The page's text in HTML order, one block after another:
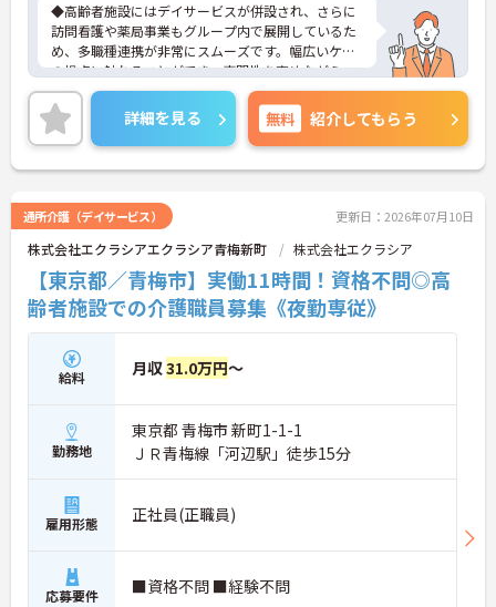
◆高齢者施設にはデイサービスが併設され、さらに
訪問看護や薬局事業もグループ内で展開しているた
め、多職種連携が非常にスムーズです。幅広いケア
の視点に触れることができ、専門性を高めながらス
キルアップできる土壌があります。
◆半年に1回の人事評価・面談で昇給や昇進のチャ
ンスがしっかり用意されています。また、マネジメ
ント職への挑戦も歓迎♪入社後に経験を積みなが
ら、施設長、ブロック長、本部職員など、自分の適
管理職比率も30％を目指して推進中◎男女ともに長
く活躍できる環境です。
◆施設ごとの課題を話し合う「スタッフミーティン
グ」や、利用者様へのケアを考える「ケースカンフ
ァレンス」を実施しています。新人・ベテランに関
係なく意見交換を行い、みんなで解決策を考えるフ
ラットな関係性です。また、虐待防止研修などを通
じて「良いケア・悪いケア」の線引きを明確にし、
職員全員が安心して働ける、誇りを持てる職場環境
づくりに取り組んでいます。
詳細を見る 無料 紹介してもらう
通所介護（デイサービス） 更新日：2026年07月10日
株式会社エクラシアエクラシア青梅新町 株式会社エクラシア
【東京都／青梅市】実働11時間！資格不問◎高
齢者施設での介護職員募集《夜勤専従》
給料 月収31.0万円～
勤務地
東京都 青梅市 新町1-1-1
ＪＲ青梅線「河辺駅」徒歩15分
雇用形態 正社員(正職員)
応募要件 ■資格不問 ■経験不問